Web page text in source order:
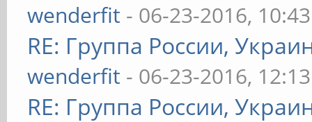
wenderfit - 06-23-2016,
RE: Группа России,
wenderfit - 06-23-2016,
RE: Группа России,